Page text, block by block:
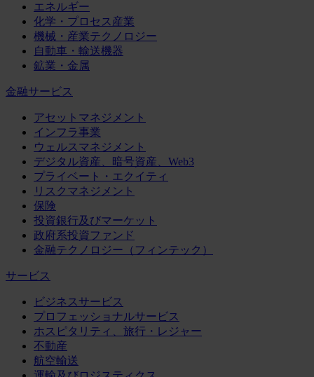
エネルギー
化学・プロセス産業
機械・産業テクノロジー
自動車・輸送機器
鉱業・金属
金融サービス
アセットマネジメント
インフラ事業
ウェルスマネジメント
デジタル資産、暗号資産、Web3
プライベート・エクイティ
リスクマネジメント
保険
投資銀行及びマーケット
政府系投資ファンド
金融テクノロジー（フィンテック）
サービス
ビジネスサービス
プロフェッショナルサービス
ホスピタリティ、旅行・レジャー
不動産
航空輸送